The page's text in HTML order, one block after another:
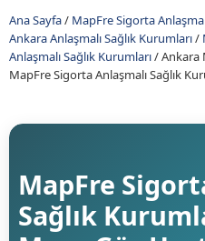
Ana Sayfa/ MapFre Sigorta
Ankara Anlaşmalı Sağlık Kurumları/
Anlaşmalı Sağlık Kurumları/Ankara
MapFre Sigorta Anlaşmalı Sağlık
MapFre
Sağlık